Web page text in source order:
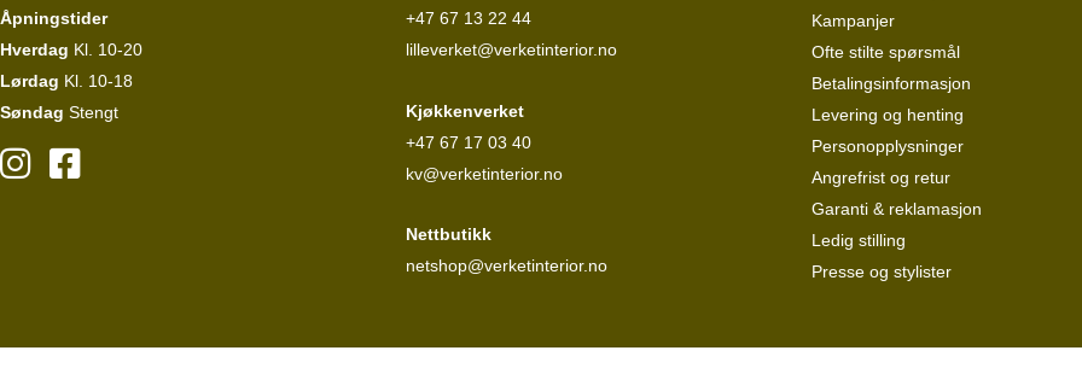
Åpningstider
Hverdag Kl. 10-20
Lørdag Kl. 10-18
Søndag Stengt
+47 67 13 22 44
lilleverket@verketinterior.no
Kjøkkenverket
+47 67 17 03 40
kv@verketinterior.no
Nettbutikk
netshop@verketinterior.no
Kampanjer
Ofte stilte spørsmål
Betalingsinformasjon
Levering og henting
Personopplysninger
Angrefrist og retur
Garanti & reklamasjon
Ledig stilling
Presse og stylister